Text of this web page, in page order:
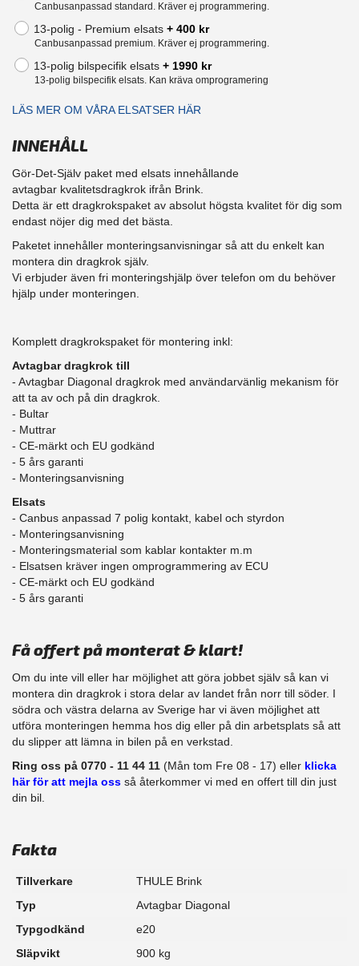
Canbusanpassad standard. Kräver ej programmering.
13-polig - Premium elsats + 400 kr
Canbusanpassad premium. Kräver ej programmering.
13-polig bilspecifik elsats + 1990 kr
13-polig bilspecifik elsats. Kan kräva omprogramering
LÄS MER OM VÅRA ELSATSER HÄR
INNEHÅLL
Gör-Det-Själv paket med elsats innehållande
avtagbar kvalitetsdragkrok ifrån Brink.
Detta är ett dragkrokspaket av absolut högsta kvalitet för dig som
endast nöjer dig med det bästa.
Paketet innehåller monteringsanvisningar så att du enkelt kan
montera din dragkrok själv.
Vi erbjuder även fri monteringshjälp över telefon om du behöver
hjälp under monteringen.
Komplett dragkrokspaket för montering inkl:
Avtagbar dragkrok till
- Avtagbar Diagonal dragkrok med användarvänlig mekanism för
att ta av och på din dragkrok.
- Bultar
- Muttrar
- CE-märkt och EU godkänd
- 5 års garanti
- Monteringsanvisning
Elsats
- Canbus anpassad 7 polig kontakt, kabel och styrdon
- Monteringsanvisning
- Monteringsmaterial som kablar kontakter m.m
- Elsatsen kräver ingen omprogrammering av ECU
- CE-märkt och EU godkänd
​- 5 års garanti
Få offert på monterat & klart!
Om du inte vill eller har möjlighet att göra jobbet själv så kan vi
montera din dragkrok i stora delar av landet från norr till söder. I
södra och västra delarna av Sverige har vi även möjlighet att
utföra monteringen hemma hos dig eller på din arbetsplats så att
du slipper att lämna in bilen på en verkstad.
Ring oss på 0770 - 11 44 11 (Mån tom Fre 08 - 17) eller klicka
här för att mejla oss så återkommer vi med en offert till din just
din bil.
Fakta
Tillverkare
THULE Brink
Typ
Avtagbar Diagonal
Typgodkänd
e20
Släpvikt
900 kg